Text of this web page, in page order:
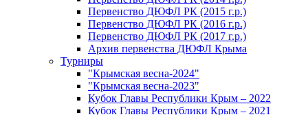
Первенство ДЮФЛ РК (2015 г.р.)
Первенство ДЮФЛ РК (2016 г.р.)
Первенство ДЮФЛ РК (2017 г.р.)
Архив первенства ДЮФЛ Крыма
Турниры
"Крымская весна-2024"
"Крымская весна-2023"
Кубок Главы Республики Крым – 2022
Кубок Главы Республики Крым – 2021